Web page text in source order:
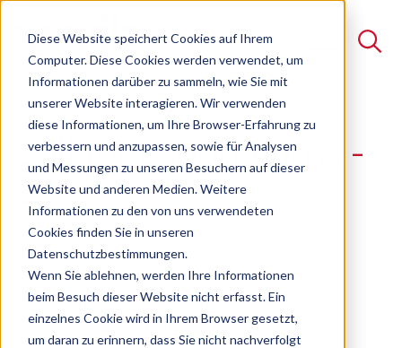
Diese Website speichert Cookies auf Ihrem
Computer. Diese Cookies werden verwendet, um
Informationen darüber zu sammeln, wie Sie mit
unserer Website interagieren. Wir verwenden
diese Informationen, um Ihre Browser-Erfahrung zu
verbessern und anzupassen, sowie für Analysen
und Messungen zu unseren Besuchern auf dieser
Website und anderen Medien. Weitere
Informationen zu den von uns verwendeten
Cookies finden Sie in unseren
Datenschutzbestimmungen.
Wenn Sie ablehnen, werden Ihre Informationen
beim Besuch dieser Website nicht erfasst. Ein
einzelnes Cookie wird in Ihrem Browser gesetzt,
um daran zu erinnern, dass Sie nicht nachverfolgt
Suche
Es gibt keine Vorschläge, da das Suchfeld leer ist.
Zoll für Export von A -
Z
Seminar Freie Plätze verfügbar
Praxisseminar anhand konkreter
Beispielvorgängen mit der Schweiz